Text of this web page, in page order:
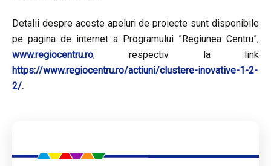
Detalii despre aceste apeluri de proiecte sunt disponibile
pe pagina de internet a Programului ”Regiunea Centru”,
www.regiocentru.ro, respectiv la link
https://www.regiocentru.ro/actiuni/clustere-inovative-1-2-
2/.